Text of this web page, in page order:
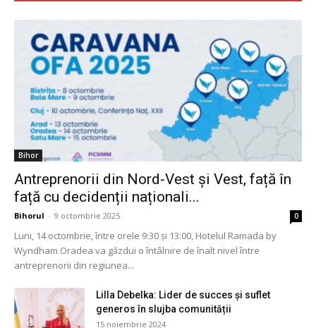
Bihor
Antreprenorii din Nord-Vest și Vest, față în
față cu decidenții naționali...
Bihorul - 9 octombrie 2025 0
Luni, 14 octombrie, între orele 9:30 și 13:00, Hotelul Ramada by
Wyndham Oradea va găzdui o întâlnire de înalt nivel între
antreprenorii din regiunea...
Lilla Debelka: Lider de succes și suflet
generos în slujba comunității
15 noiembrie 2024